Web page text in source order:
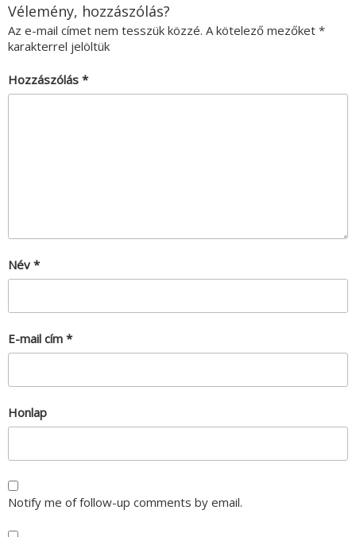
Vélemény, hozzászólás?
Az e-mail címet nem tesszük közzé. A kötelező mezőket *
karakterrel jelöltük
Hozzászólás *
Név *
E-mail cím *
Honlap
Notify me of follow-up comments by email.